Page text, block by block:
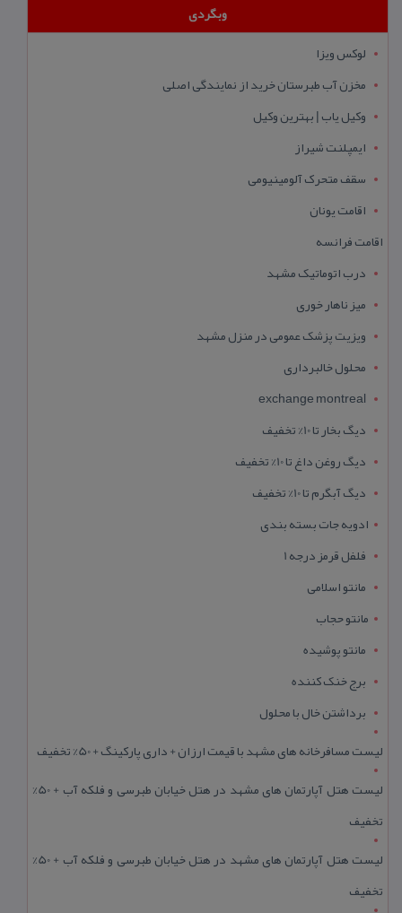
وبگردی
لوکس ویزا
مخزن آب طبرستان خرید از نمایندگی اصلی
وکیل یاب | بهترین وکیل
ایمپلنت شیراز
سقف متحرک آلومینیومی
اقامت یونان
اقامت فرانسه
درب اتوماتیک مشهد
میز ناهار خوری
ویزیت پزشک عمومی در منزل مشهد
محلول خالبرداری
exchange montreal
دیگ بخار تا 10% تخفیف
دیگ روغن داغ تا 10% تخفیف
دیگ آبگرم تا 10% تخفیف
ادویه جات بسته بندی
فلفل قرمز درجه 1
مانتو اسلامی
مانتو حجاب
مانتو پوشیده
برج خنک کننده
برداشتن خال با محلول
لیست مسافرخانه های مشهد با قیمت ارزان + داری پارکینگ + 50% تخفیف
لیست هتل آپارتمان های مشهد در هتل خیابان طبرسی و فلکه آب + 50%
تخفیف
لیست هتل آپارتمان های مشهد در هتل خیابان طبرسی و فلکه آب + 50%
تخفیف